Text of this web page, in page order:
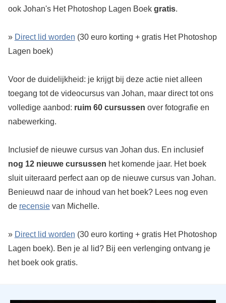
ook Johan's Het Photoshop Lagen Boek gratis.
» Direct lid worden (30 euro korting + gratis Het Photoshop
Lagen boek)
Voor de duidelijkheid: je krijgt bij deze actie niet alleen
toegang tot de videocursus van Johan, maar direct tot ons
volledige aanbod: ruim 60 cursussen over fotografie en
nabewerking.
Inclusief de nieuwe cursus van Johan dus. En inclusief
nog 12 nieuwe cursussen het komende jaar. Het boek
sluit uiteraard perfect aan op de nieuwe cursus van Johan.
Benieuwd naar de inhoud van het boek? Lees nog even
de recensievan Michelle.
» Direct lid worden (30 euro korting + gratis Het Photoshop
Lagen boek). Ben je al lid? Bij een verlenging ontvang je
het boek ook gratis.